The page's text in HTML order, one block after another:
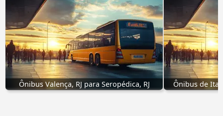
Ônibus Valença, RJ para Seropédica, RJ Ônibus de